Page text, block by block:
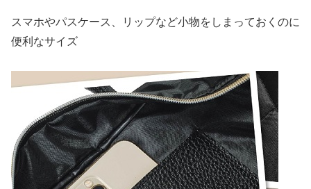
スマホやパスケース、リップなど小物をしまっておくのに
便利なサイズ